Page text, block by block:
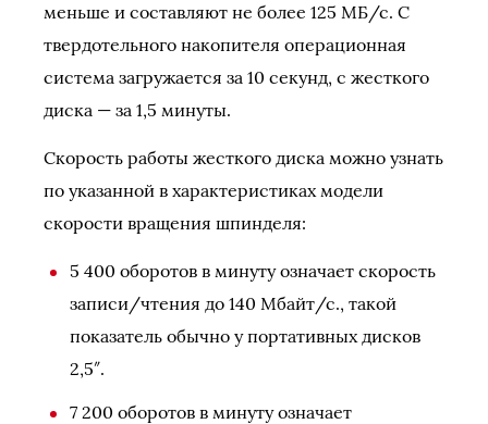
меньше и составляют не более 125 МБ/с. С
твердотельного накопителя операционная
система загружается за 10 секунд, с жесткого
диска — за 1,5 минуты.
Скорость работы жесткого диска можно узнать
по указанной в характеристиках модели
скорости вращения шпинделя:
5 400 оборотов в минуту означает скорость
записи/чтения до 140 Мбайт/с., такой
показатель обычно у портативных дисков
2,5″.
7 200 оборотов в минуту означает